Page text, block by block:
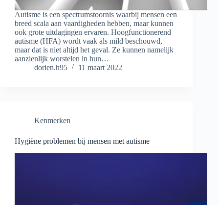
Autisme is een spectrumstoornis waarbij mensen een
breed scala aan vaardigheden hebben, maar kunnen
ook grote uitdagingen ervaren. Hoogfunctionerend
autisme (HFA) wordt vaak als mild beschouwd,
maar dat is niet altijd het geval. Ze kunnen namelijk
aanzienlijk worstelen in hun…
dorien.h95
11 maart 2022
Kenmerken
Hygiëne problemen bij mensen met autisme